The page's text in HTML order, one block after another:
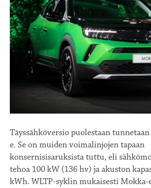
Täyssähköversio puolestaan
e. Se on muiden voimalinjojen tapaan
konsernisisaruksista tuttu, eli
tehoa 100 kW (136 hv) ja akuston
kWh. WLTP-syklin mukaisesti Mokka-